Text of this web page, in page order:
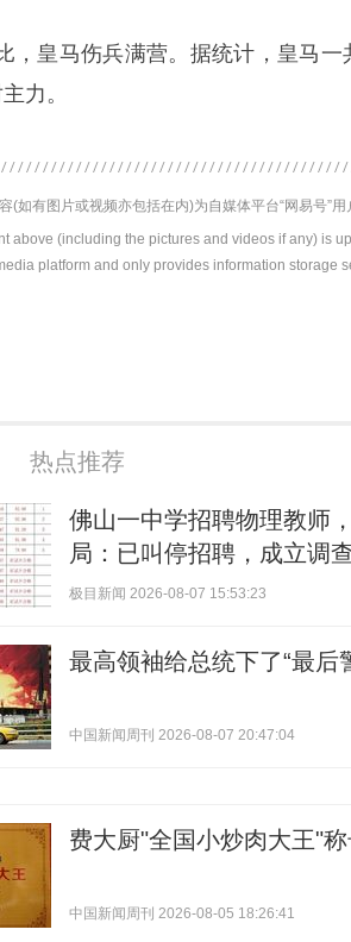
，皇马伤兵满营。据统计，皇马
力。
(如有图片或视频亦包括在内)为自媒体平台“网易号”
above (including the pictures and videos if any) is
platform and only provides information storage
热点推荐
佛山一中学招聘物理教师
局：已叫停招聘，成立调
极目新闻 2026-08-07 15:53:23
最高领袖给总统下了“最后
中国新闻周刊 2026-08-07 20:47:04
费大厨"全国小炒肉大王"
中国新闻周刊 2026-08-05 18:26:41